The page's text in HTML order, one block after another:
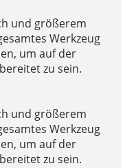
und größerem
Werkzeug
um auf der
zu sein.
und größerem
Werkzeug
um auf der
zu sein.